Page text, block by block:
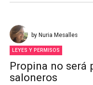
by Nuria Mesalles
LEYES Y PERMISOS
Propina no será
saloneros